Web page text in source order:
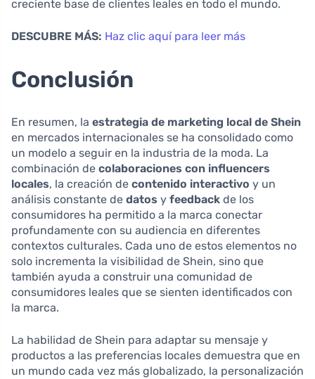
creciente base de clientes leales en todo el mundo.
DESCUBRE MÁS: Haz clic aquí para leer más
Conclusión
En resumen, la estrategia de marketing local de Shein
en mercados internacionales se ha consolidado como
un modelo a seguir en la industria de la moda. La
combinación de colaboraciones con influencers
locales, la creación de contenido interactivo y un
análisis constante de datos y feedback de los
consumidores ha permitido a la marca conectar
profundamente con su audiencia en diferentes
contextos culturales. Cada uno de estos elementos no
solo incrementa la visibilidad de Shein, sino que
también ayuda a construir una comunidad de
consumidores leales que se sienten identificados con
la marca.
La habilidad de Shein para adaptar su mensaje y
productos a las preferencias locales demuestra que en
un mundo cada vez más globalizado, la personalización